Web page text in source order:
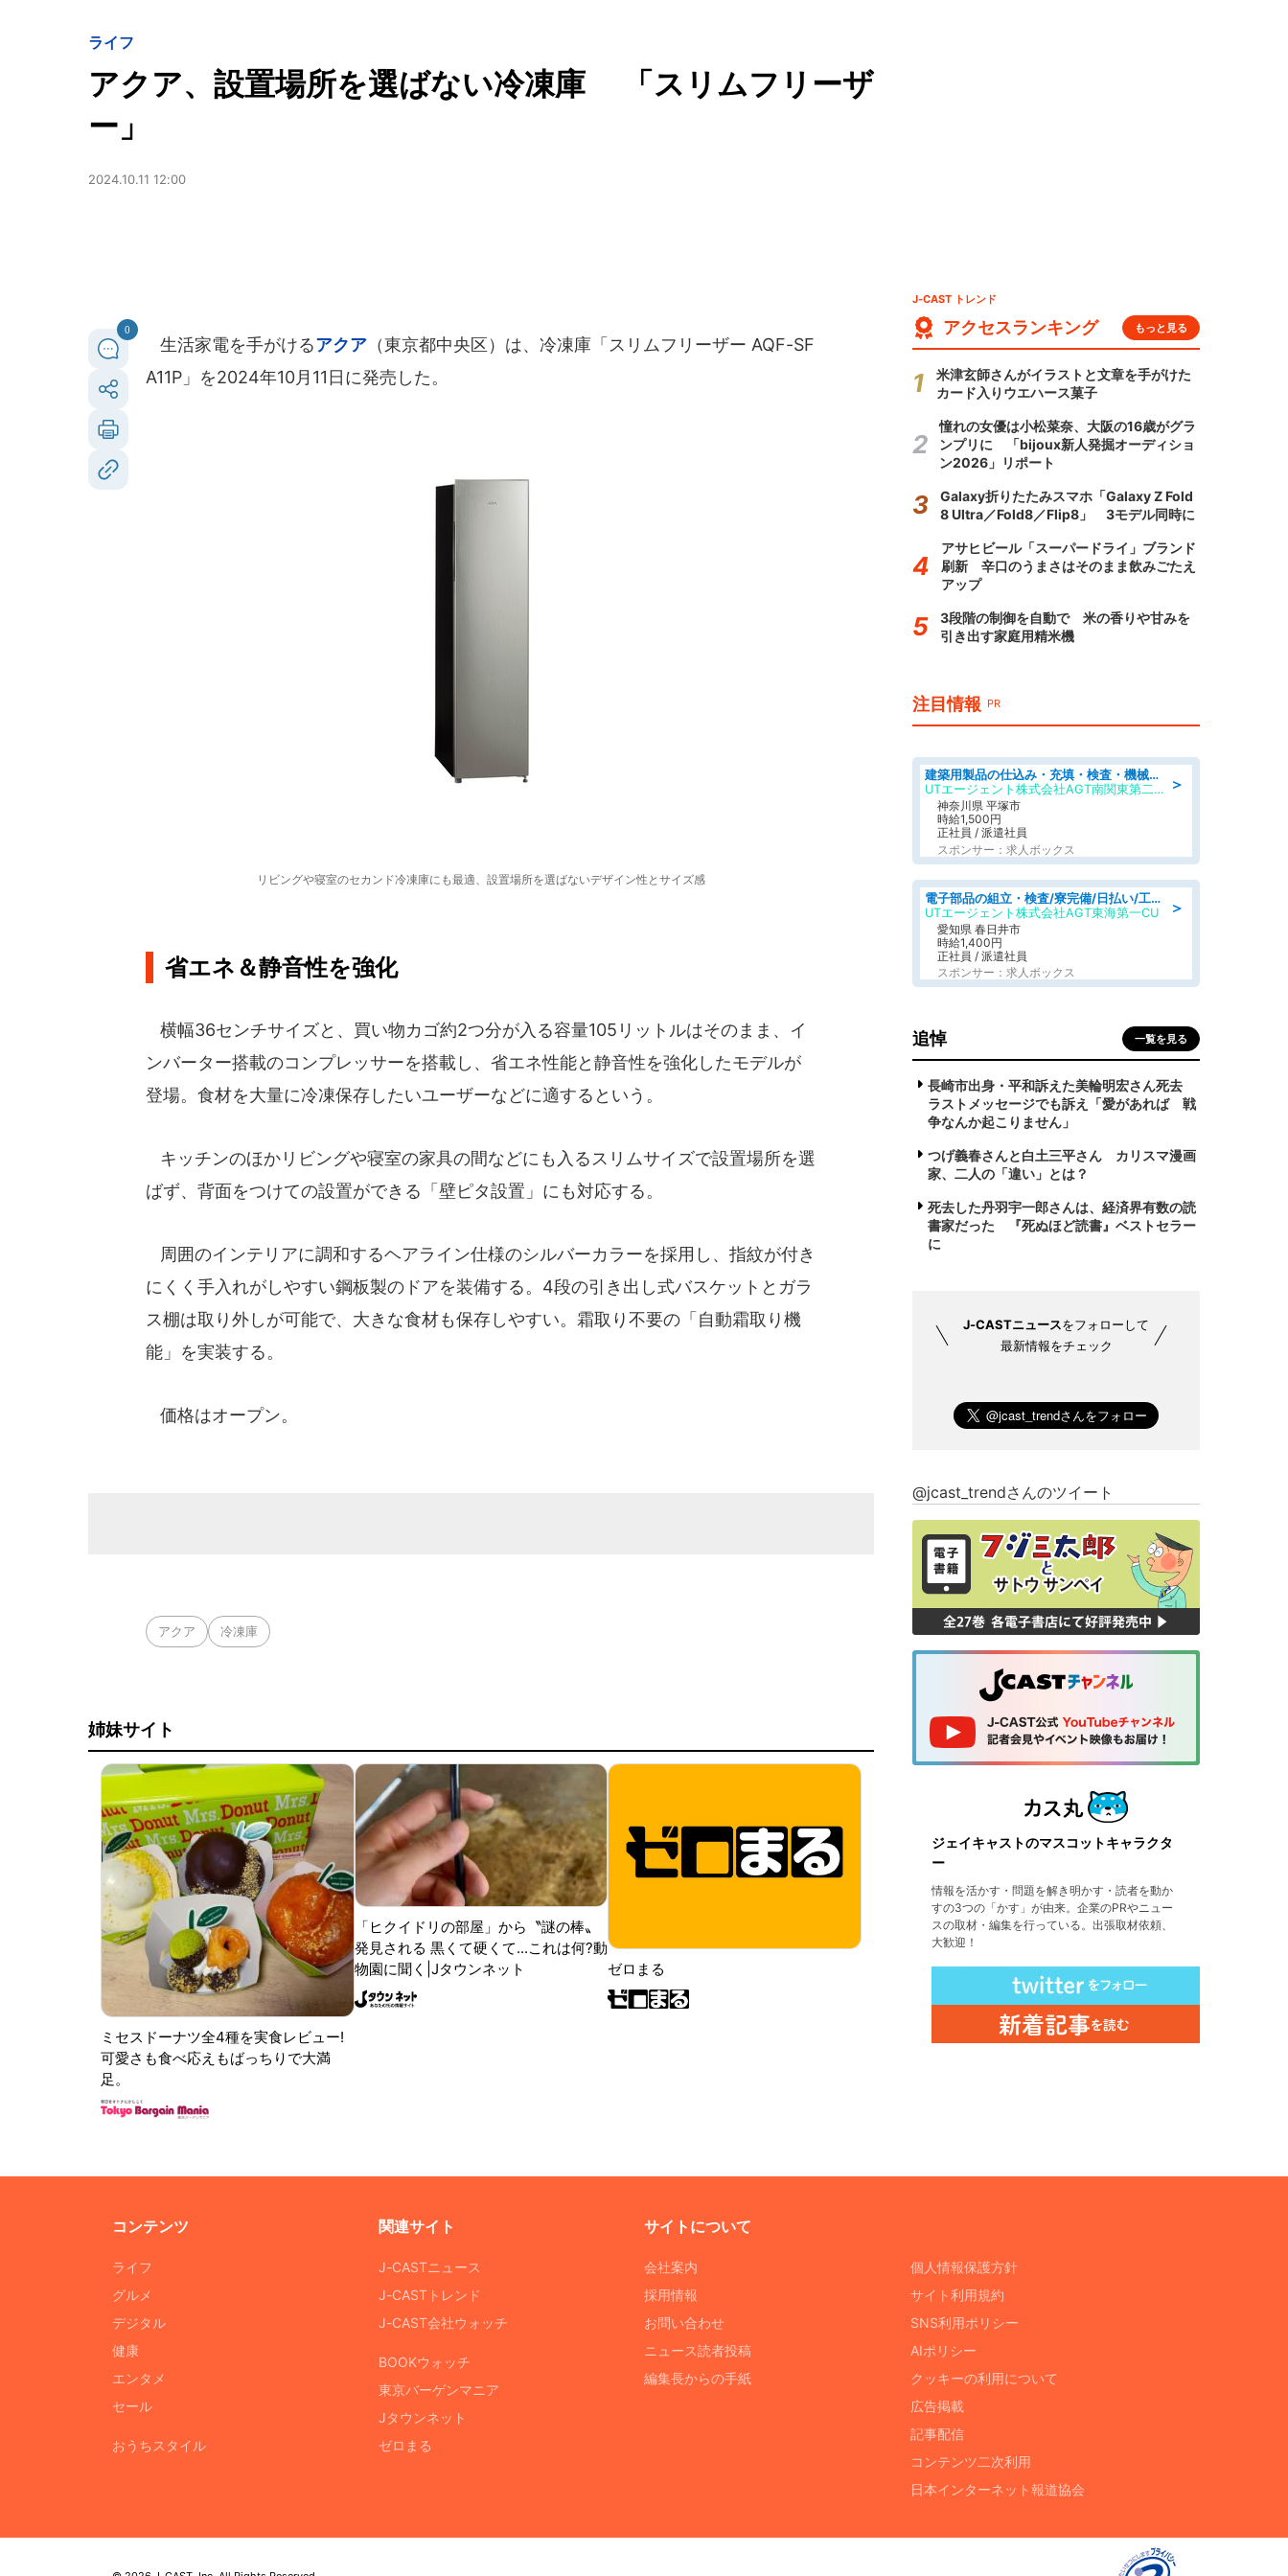
ライフ
アクア、設置場所を選ばない冷凍庫 「スリムフリーザ
ー」
2024.10.11 12:00
0
生活家電を手がけるアクア （東京都中央区）は、冷凍庫「スリムフリーザー AQF-SF
A11P」を2024年10月11日に発売した。
リビングや寝室のセカンド冷凍庫にも最適、設置場所を選ばないデザイン性とサイズ感
省エネ＆静音性を強化
横幅36センチサイズと、買い物カゴ約2つ分が入る容量105リットルはそのまま、イ
ンバーター搭載のコンプレッサーを搭載し、省エネ性能と静音性を強化したモデルが
登場。食材を大量に冷凍保存したいユーザーなどに適するという。
キッチンのほかリビングや寝室の家具の間などにも入るスリムサイズで設置場所を選
ばず、背面をつけての設置ができる「壁ピタ設置」にも対応する。
周囲のインテリアに調和するヘアライン仕様のシルバーカラーを採用し、指紋が付き
にくく手入れがしやすい鋼板製のドアを装備する。4段の引き出し式バスケットとガラ
ス棚は取り外しが可能で、大きな食材も保存しやすい。霜取り不要の「自動霜取り機
能」を実装する。
価格はオープン。
アクア 冷凍庫
姉妹サイト
ミセスドーナツ全4種を実食レビュー!
可愛さも食べ応えもばっちりで大満
足。
「ヒクイドリの部屋」から〝謎の棒〟
発見される 黒くて硬くて...これは何?動
物園に聞く|Jタウンネット
ゼロまる
J-CAST トレンド
アクセスランキング もっと見る
米津玄師さんがイラストと文章を手がけた
カード入りウエハース菓子
憧れの女優は小松菜奈、大阪の16歳がグラ
ンプリに 「bijoux新人発掘オーディショ
ン2026」リポート
Galaxy折りたたみスマホ「Galaxy Z Fold
8 Ultra／Fold8／Flip8」 3モデル同時に
アサヒビール「スーパードライ」ブランド
刷新 辛口のうまさはそのまま飲みごたえ
アップ
3段階の制御を自動で 米の香りや甘みを
引き出す家庭用精米機
注目情報 PR
＞
建築用製品の仕込み・充填・検査・機械操作/寮完備/日払い/工場・製造
UTエージェント株式会社AGT南関東第二CU
神奈川県 平塚市
時給1,500円
正社員 / 派遣社員
スポンサー：求人ボックス
＞
電子部品の組立・検査/寮完備/日払い/工場・製造
UTエージェント株式会社AGT東海第一CU
愛知県 春日井市
時給1,400円
正社員 / 派遣社員
スポンサー：求人ボックス
追悼 一覧を見る
長崎市出身・平和訴えた美輪明宏さん死去
ラストメッセージでも訴え「愛があれば 戦
争なんか起こりません」
つげ義春さんと白土三平さん カリスマ漫画
家、二人の「違い」とは？
死去した丹羽宇一郎さんは、経済界有数の読
書家だった 『死ぬほど読書』ベストセラー
に
J-CASTニュースをフォローして
最新情報をチェック
@jcast_trendさんのツイート
ジェイキャストのマスコットキャラクタ
ー
情報を活かす・問題を解き明かす・読者を動か
すの3つの「かす」が由来。企業のPRやニュー
スの取材・編集を行っている。出張取材依頼、
大歓迎！
コンテンツ
ライフ
グルメ
デジタル
健康
エンタメ
セール
おうちスタイル
関連サイト
J-CASTニュース
J-CASTトレンド
J-CAST会社ウォッチ
BOOKウォッチ
東京バーゲンマニア
Jタウンネット
ゼロまる
サイトについて
会社案内
採用情報
お問い合わせ
ニュース読者投稿
編集長からの手紙
個人情報保護方針
サイト利用規約
SNS利用ポリシー
AIポリシー
クッキーの利用について
広告掲載
記事配信
コンテンツ二次利用
日本インターネット報道協会